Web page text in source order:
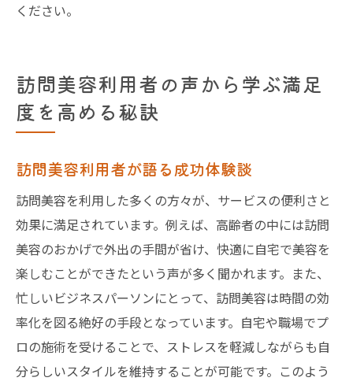
ください。
訪問美容利用者の声から学ぶ満足
度を高める秘訣
訪問美容利用者が語る成功体験談
訪問美容を利用した多くの方々が、サービスの便利さと
効果に満足されています。例えば、高齢者の中には訪問
美容のおかげで外出の手間が省け、快適に自宅で美容を
楽しむことができたという声が多く聞かれます。また、
忙しいビジネスパーソンにとって、訪問美容は時間の効
率化を図る絶好の手段となっています。自宅や職場でプ
ロの施術を受けることで、ストレスを軽減しながらも自
分らしいスタイルを維持することが可能です。このよう